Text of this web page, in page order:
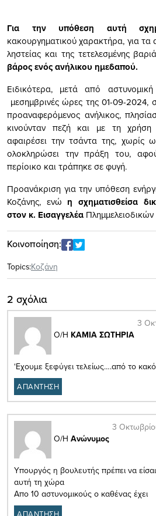
Για την υπόθεση αυτή
κακουργηματικού χαρακτήρα, για τα
ληστείας και της τετελεσμένης
βάρος ενός ανήλικου ημεδαπού.
Ειδικότερα, μετά από
μεσημβρινές ώρες της 01-09-2024,
προαναφερόμενος ανήλικος,
κινούνταν πεζή και με τη
αφαιρέσει την τσάντα της, χωρίς
ολοκληρώσει την πράξη του,
περίοικο και τράπηκε σε φυγή.
Προανάκριση για την υπόθεση
Κοζάνης, ενώ η σχηματισθείσα
στον κ. Εισαγγελέα Πλημμελειοδικών
Κοινοποίηση:
Topics:Κοζάνη
2 σχόλια
Ο/Η ΚΑΜΙΑ ΣΩΤΗΡΙΑ
3
‘Εχουμε ξεφύγει τελείως….από το
ΑΠΑΝΤΗΣΗ
Ο/Η Ανώνυμος
3
Υπουργός η βουλευτής πρέπει να
αυτή τη χώρα
Απο 10 αστυνομικούς ο καθένας έχει